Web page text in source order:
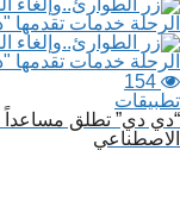
154
تطبيقات
“دي دي” تطلق مساعداً
الاصطناعي